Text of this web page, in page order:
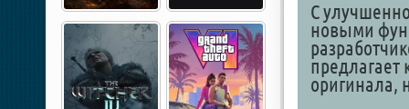
С
новыми
предлагает
оригинала,